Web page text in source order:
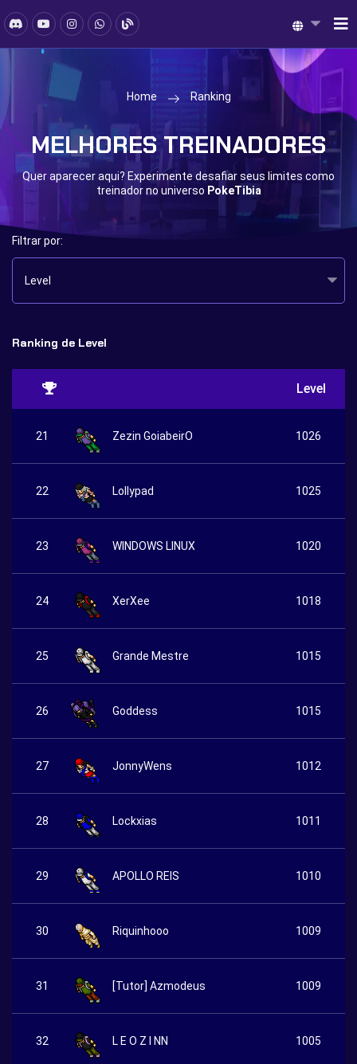
Home Ranking
MELHORES TREINADORES
Quer aparecer aqui? Experimente desafiar seus limites como
treinador no universo PokeTibia
Filtrar por:
Level
Ranking de Level
Level
21 Zezin GoiabeirO 1026
22 Lollypad 1025
23 WINDOWS LINUX 1020
24 XerXee 1018
25 Grande Mestre 1015
26 Goddess 1015
27 JonnyWens 1012
28 Lockxias 1011
29 APOLLO REIS 1010
30 Riquinhooo 1009
31 [Tutor] Azmodeus 1009
32 L E O Z I NN 1005